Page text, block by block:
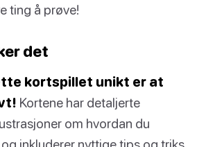
ting å prøve!
det
kortspillet unikt er at
Kortene har detaljerte
om hvordan du
inkluderer nyttige tips og triks